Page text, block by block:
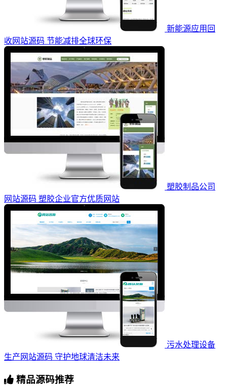
新能源应用回
收网站源码 节能减排全球环保
塑胶制品公司
网站源码 塑胶企业官方优质网站
污水处理设备
生产网站源码 守护地球清洁未来
精品源码推荐